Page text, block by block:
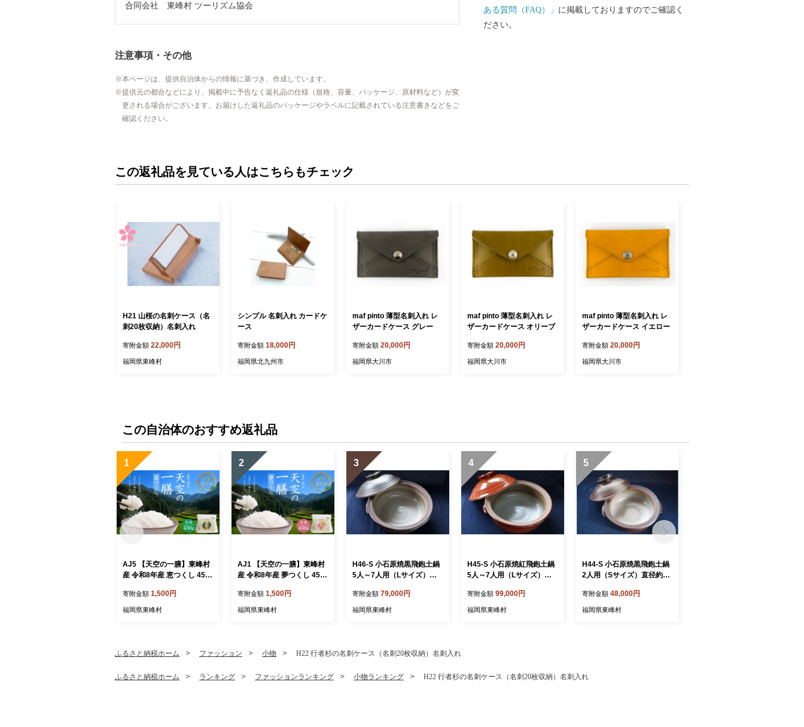
合同会社　東峰村 ツーリズム協会
注意事項・その他
本ページは、提供自治体からの情報に基づき、作成しています。
提供元の都合などにより、掲載中に予告なく返礼品の仕様（規格、容量、パッケージ、原材料など）が変
更される場合がございます。お届けした返礼品のパッケージやラベルに記載されている注意書きなどをご
確認ください。
ある質問（FAQ）」 に掲載しておりますのでご確認く
ださい。
この返礼品を見ている人はこちらもチェック
H21 山桜の名刺ケース（名
刺20枚収納）名刺入れ
寄附金額 22,000円
福岡県東峰村
シンプル 名刺入れ カードケ
ース
寄附金額 18,000円
福岡県北九州市
maf pinto 薄型名刺入れ レ
ザーカードケース グレー
寄附金額 20,000円
福岡県大川市
maf pinto 薄型名刺入れ レ
ザーカードケース オリーブ
寄附金額 20,000円
福岡県大川市
maf pinto 薄型名刺入れ レ
ザーカードケース イエロー
寄附金額 20,000円
福岡県大川市
この自治体のおすすめ返礼品
1
AJ5 【天空の一膳】東峰村
産 令和8年産 恵つくし 450
寄附金額 1,500円
福岡県東峰村
2
AJ1 【天空の一膳】東峰村
産 令和8年産 夢つくし 450
寄附金額 1,500円
福岡県東峰村
3
H46-S 小石原焼黒飛鉋土鍋
5人～7人用（Lサイズ）直
寄附金額 79,000円
福岡県東峰村
4
H45-S 小石原焼紅飛鉋土鍋
5人～7人用（Lサイズ）直
寄附金額 99,000円
福岡県東峰村
5
H44-S 小石原焼黒飛鉋土鍋
2人用（Sサイズ）直径約21
寄附金額 48,000円
福岡県東峰村
ふるさと納税ホーム ファッション 小物 H22 行者杉の名刺ケース（名刺20枚収納）名刺入れ
ふるさと納税ホーム ランキング ファッションランキング 小物ランキング H22 行者杉の名刺ケース（名刺20枚収納）名刺入れ